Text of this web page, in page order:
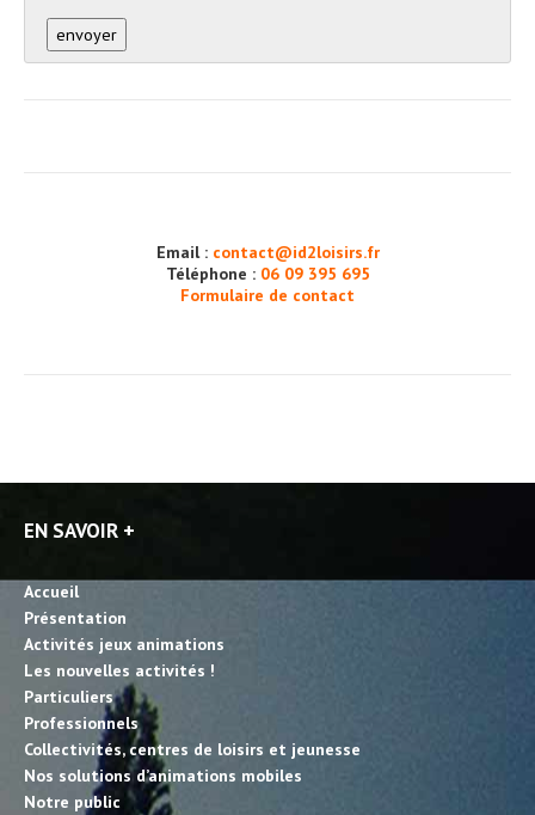
Email : contact@id2loisirs.fr
Téléphone : 06 09 395 695
Formulaire de contact
EN SAVOIR +
Accueil
Présentation
Activités jeux animations
Les nouvelles activités !
Particuliers
Professionnels
Collectivités, centres de loisirs et jeunesse
Nos solutions d’animations mobiles
Notre public